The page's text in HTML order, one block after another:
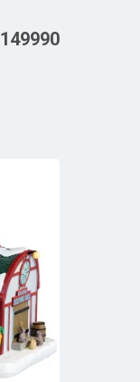
149990